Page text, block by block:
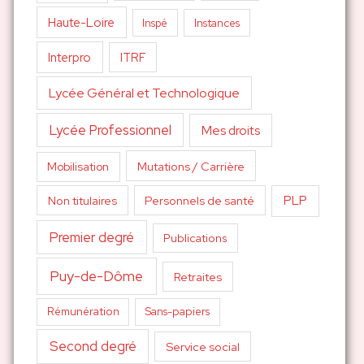
Haute-Loire Inspé Instances
Interpro ITRF
Lycée Général et Technologique
Lycée Professionnel Mes droits
Mobilisation Mutations / Carrière
Non titulaires Personnels de santé PLP
Premier degré Publications
Puy-de-Dôme Retraites
Rémunération Sans-papiers
Second degré Service social